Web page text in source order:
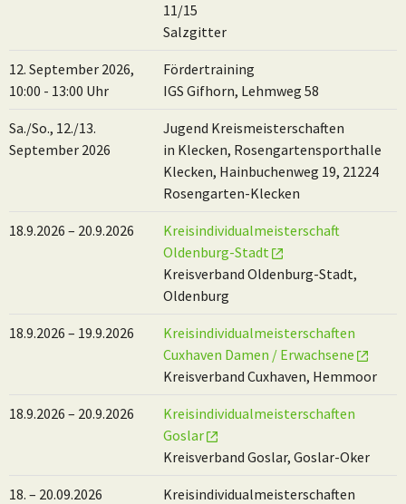
11/15
Salzgitter
12. September 2026,
10:00 - 13:00 Uhr
Fördertraining
IGS Gifhorn, Lehmweg 58
Sa./So., 12./13.
September 2026
Jugend Kreismeisterschaften
in Klecken, Rosengartensporthalle
Klecken, Hainbuchenweg 19, 21224
Rosengarten-Klecken
18.9.2026 – 20.9.2026
Kreisindividualmeisterschaft
Oldenburg-Stadt
Kreisverband Oldenburg-Stadt,
Oldenburg
18.9.2026 – 19.9.2026
Kreisindividualmeisterschaften
Cuxhaven Damen / Erwachsene
Kreisverband Cuxhaven, Hemmoor
18.9.2026 – 20.9.2026
Kreisindividualmeisterschaften
Goslar
Kreisverband Goslar, Goslar-Oker
18. – 20.09.2026
Kreisindividualmeisterschaften